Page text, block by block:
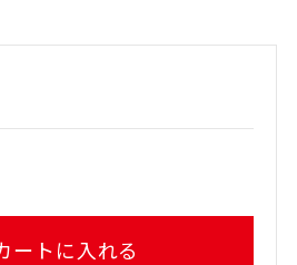
ートに入れる